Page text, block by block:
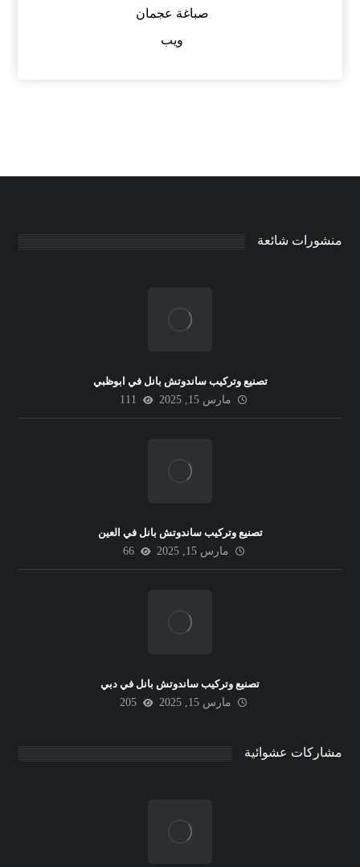
صباغة عجمان
ويب
منشورات شائعة
تصنيع وتركيب ساندوتش بانل في ابوظبي
مارس 15, 2025
111
تصنيع وتركيب ساندوتش بانل في العين
مارس 15, 2025
66
تصنيع وتركيب ساندوتش بانل في دبي
مارس 15, 2025
205
مشاركات عشوائية